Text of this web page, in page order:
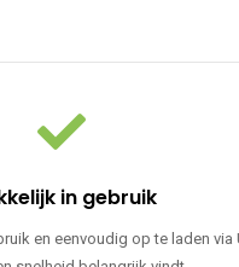
in gebruik
en eenvoudig op te laden via